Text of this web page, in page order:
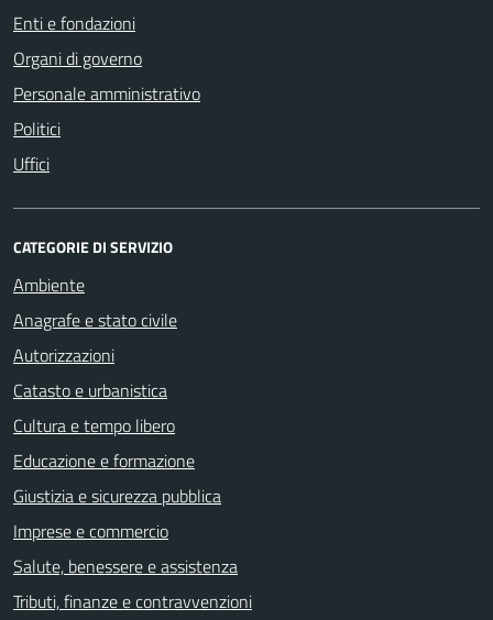
Enti e fondazioni
Organi di governo
Personale amministrativo
Politici
Uffici
CATEGORIE DI SERVIZIO
Ambiente
Anagrafe e stato civile
Autorizzazioni
Catasto e urbanistica
Cultura e tempo libero
Educazione e formazione
Giustizia e sicurezza pubblica
Imprese e commercio
Salute, benessere e assistenza
Tributi, finanze e contravvenzioni